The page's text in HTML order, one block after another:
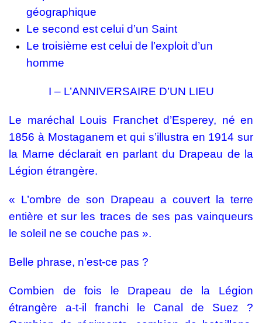
géographique
Le second est celui d’un Saint
Le troisième est celui de l’exploit d’un
homme
I – L’ANNIVERSAIRE D’UN LIEU
Le maréchal Louis Franchet d’Esperey, né en
1856 à Mostaganem et qui s’illustra en 1914 sur
la Marne déclarait en parlant du Drapeau de la
Légion étrangère.
« L’ombre de son Drapeau a couvert la terre
entière et sur les traces de ses pas vainqueurs
le soleil ne se couche pas ».
Belle phrase, n’est-ce pas ?
Combien de fois le Drapeau de la Légion
étrangère a-t-il franchi le Canal de Suez ?